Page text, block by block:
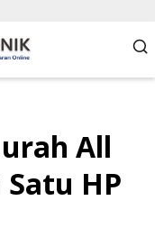
All
HP